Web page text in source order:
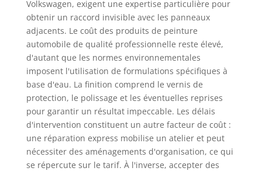
Volkswagen, exigent une expertise particulière pour
obtenir un raccord invisible avec les panneaux
adjacents. Le coût des produits de peinture
automobile de qualité professionnelle reste élevé,
d'autant que les normes environnementales
imposent l'utilisation de formulations spécifiques à
base d'eau. La finition comprend le vernis de
protection, le polissage et les éventuelles reprises
pour garantir un résultat impeccable. Les délais
d'intervention constituent un autre facteur de coût :
une réparation express mobilise un atelier et peut
nécessiter des aménagements d'organisation, ce qui
se répercute sur le tarif. À l'inverse, accepter des